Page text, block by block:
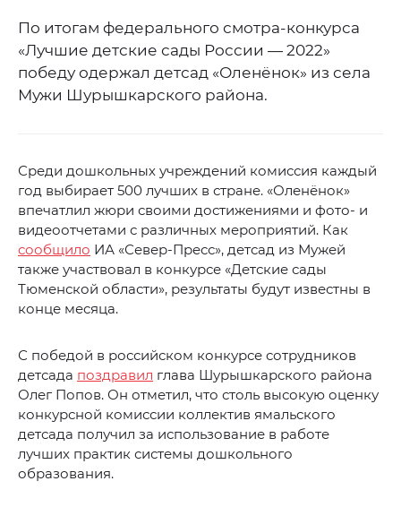
По итогам федерального смотра-конкурса
«Лучшие детские сады России — 2022»
победу одержал детсад «Оленёнок» из села
Мужи Шурышкарского района.
Среди дошкольных учреждений комиссия каждый
год выбирает 500 лучших в стране. «Оленёнок»
впечатлил жюри своими достижениями и фото- и
видеоотчетами с различных мероприятий. Как
сообщило ИА «Север-Пресс», детсад из Мужей
также участвовал в конкурсе «Детские сады
Тюменской области», результаты будут известны в
конце месяца.
С победой в российском конкурсе сотрудников
детсада поздравил глава Шурышкарского района
Олег Попов. Он отметил, что столь высокую оценку
конкурсной комиссии коллектив ямальского
детсада получил за использование в работе
лучших практик системы дошкольного
образования.